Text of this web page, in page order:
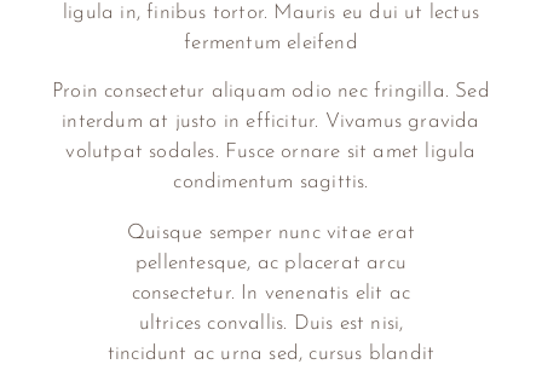
ligula in, finibus tortor. Mauris eu dui ut lectus
fermentum eleifend
Proin consectetur aliquam odio nec fringilla. Sed
interdum at justo in efficitur. Vivamus gravida
volutpat sodales. Fusce ornare sit amet ligula
condimentum sagittis.
Quisque semper nunc vitae erat
pellentesque, ac placerat arcu
consectetur. In venenatis elit ac
ultrices convallis. Duis est nisi,
tincidunt ac urna sed, cursus blandit